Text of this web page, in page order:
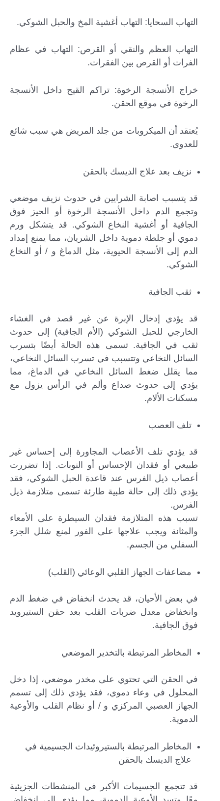
التهاب السحايا: التهاب أغشية المخ والحبل الشوكي.
التهاب العظم والنقي أو القرص: التهاب في عظام
الفرات أو القرص بين الفقرات.
خراج الأنسجة الرخوة: تراكم القيح داخل الأنسجة
الرخوة في موقع الحقن.
يُعتقد أن الميكروبات من جلد المريض هي سبب شائع
للعدوى.
نزيف بعد علاج الديسك بالحقن
قد يتسبب اصابة الشرايين في حدوث نزيف موضعي
وتجمع الدم داخل الأنسجة الرخوة أو الحيز فوق
الجافية أو أغشية النخاع الشوكي. قد يتشكل ورم
دموي أو جلطة دموية داخل الشريان، مما يمنع إمداد
الدم إلى الأنسجة الحيوية، مثل الدماغ و / أو النخاع
الشوكي.
ثقب الجافية
قد يؤدي إدخال الإبرة عن غير قصد في الغشاء
الخارجي للحبل الشوكي (الأم الجافية) إلى حدوث
ثقب في الجافية. تسمى هذه الحالة أيضًا بتسرب
السائل النخاعي وتتسبب في تسرب السائل النخاعي،
مما يقلل ضغط السائل النخاعي في الدماغ، مما
يؤدي إلى حدوث صداع وألم في الرأس يزول مع
مسكنات الألام.
تلف العصب
قد يؤدي تلف الأعصاب المجاورة إلى إحساس غير
طبيعي أو فقدان الإحساس أو النوبات. إذا تضررت
أعصاب ذيل الفرس عند قاعدة الحبل الشوكي، فقد
يؤدي ذلك إلى حالة طبية طارئة تسمى متلازمة ذيل
الفرس.
تسبب هذه المتلازمة فقدان السيطرة على الأمعاء
والمثانة ويجب علاجها على الفور لمنع شلل الجزء
السفلي من الجسم.
مضاعفات الجهاز القلبي الوعائي (القلب)
في بعض الأحيان، قد يحدث انخفاض في ضغط الدم
وانخفاض معدل ضربات القلب بعد حقن الستيرويد
فوق الجافية.
المخاطر المرتبطة بالتخدير الموضعي
في الحقن التي تحتوي على مخدر موضعي، إذا دخل
المحلول في وعاء دموي، فقد يؤدي ذلك إلى تسمم
الجهاز العصبي المركزي و / أو نظام القلب والأوعية
الدموية.
المخاطر المرتبطة بالستيروئيدات الجسيمية في
علاج الديسك بالحقن
قد تتجمع الجسيمات الأكبر في المنشطات الجزيئية